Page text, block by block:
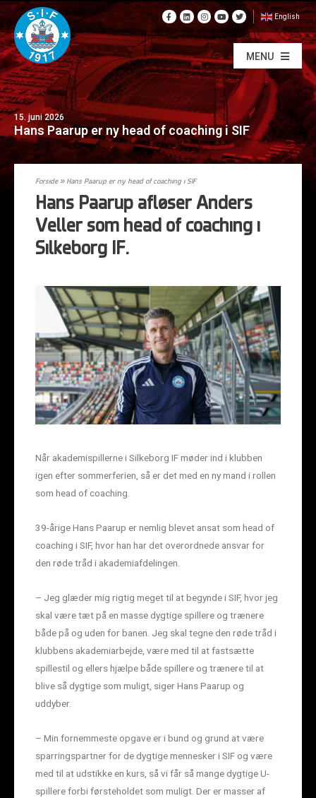
English
MENU
15. juni 2026
Hans Paarup er ny head of coaching i SIF
Forside» Hans Paarup er ny head of coaching i SIF
Hans Paarup afløser Anders
Veller som head of coaching i
Silkeborg IF.
Når akademispillerne i Silkeborg IF møder ind i klubben
igen efter sommerferien, så er det med en ny mand i rollen
som head of coaching.
39-årige Hans Paarup er nemlig blevet ansat som head of
coaching i SIF, hvor han har det overordnede ansvar for
den røde tråd i akademiafdelingen.
– Jeg glæder mig rigtig meget til at begynde i SIF, hvor jeg
skal være tæt på en masse dygtige spillere og trænere
både på og uden for banen. Jeg skal tegne den røde tråd i
klubbens akademiarbejde, være med til at fastsætte
spillestil og ellers hjælpe både spillere og trænere til at
blive så dygtige som muligt, siger Hans Paarup og
uddyber.
– Min fornemmeste opgave er i bund og grund at være
sparringspartner for de dygtige mennesker i SIF og være
med til at udstikke en kurs, så vi får så mange dygtige U-
spillere forbi førsteholdet som muligt. Der er masser af